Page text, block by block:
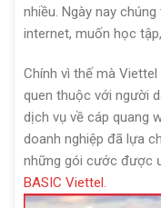
nhiều. Ngày nay
internet, muốn học
Chính vì thế mà
quen thuộc với người
dịch vụ về cáp quang
doanh nghiệp đã lựa
những gói cước được
BASIC Viettel.